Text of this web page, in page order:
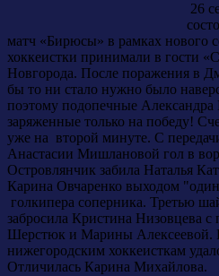
26
матч «Бирюсы» в рамках нового
хоккеистки принимали в гости
Новгорода. После поражения в
бы то ни стало нужно было
поэтому подопечные
заряженные только на победу!
уже на второй минуте. С
Анастасии Мишлановой гол в
Островлянчик забила Наталья
Карина Овчаренко выходом
голкипера соперника. Третью
забросила Кристина Низовцева
Шерстюк и Марины Алексеевой.
нижегородским хоккеисткам
Отличилась Карина Михайлова.